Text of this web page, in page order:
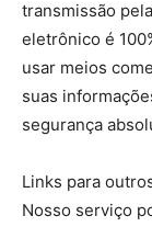
transmissão
eletrônico é
usar meios
suas
segurança
Links para
Nosso serviço